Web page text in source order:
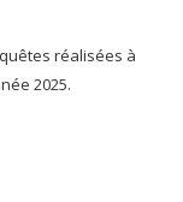
réalisées à
2025.